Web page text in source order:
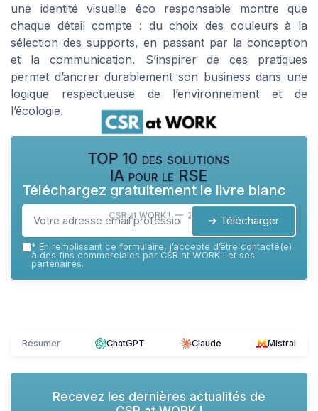
une identité visuelle éco responsable montre que
chaque détail compte : du choix des couleurs à la
sélection des supports, en passant par la conception
et la communication. S’inspirer de ces pratiques
permet d’ancrer durablement son business dans une
logique respectueuse de l’environnement et de
l’écologie.
TOP 10 des solutions
IA pour le RSE
CSR at WORK ! — 2026
Téléchargez gratuitement le livre blanc
➔ Télécharger
* En remplissant ce formulaire, j’accepte d’être contacté(e)
à des fins commerciales par CSR at WORK ! et ses
partenaires.
Résumer ChatGPT Claude Mistral
Recevez les dernières actualités de